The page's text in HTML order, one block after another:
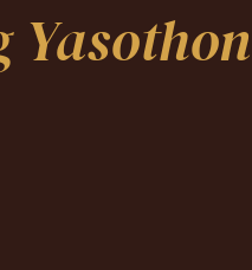
Yasothon